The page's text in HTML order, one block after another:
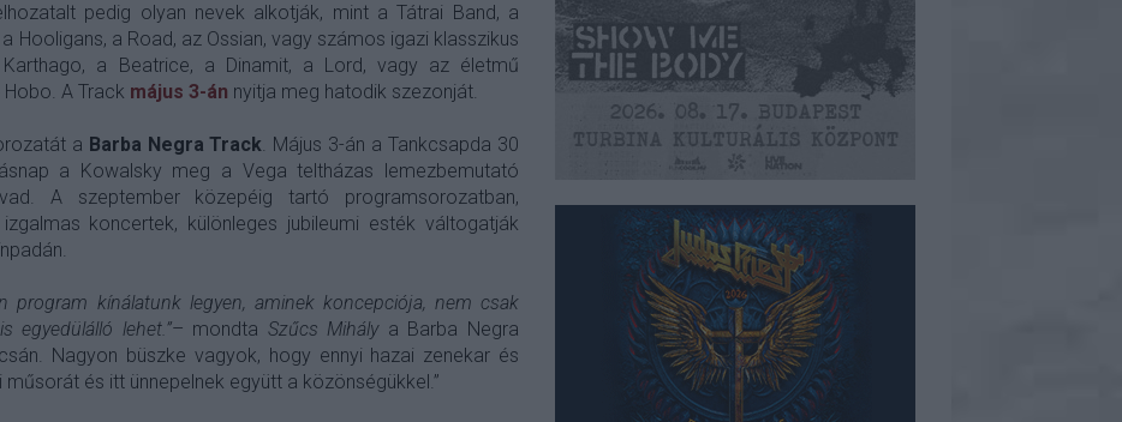
pedig olyan nevek alkotják, mint a Tátrai Band, a
Hooligans, a Road, az Ossian, vagy számos igazi klasszikus
a Beatrice, a Dinamit, a Lord, vagy az életmű
A Track május 3-án nyitja meg hatodik szezonját.
a Barba Negra Track. Május 3-án a Tankcsapda 30
a Kowalsky meg a Vega teltházas lemezbemutató
A szeptember közepéig tartó programsorozatban,
koncertek, különleges jubileumi esték váltogatják
program kínálatunk legyen, aminek koncepciója, nem csak
egyedülálló lehet.”– mondta Szűcs Mihálya Barba Negra
Nagyon büszke vagyok, hogy ennyi hazai zenekar és
és itt ünnepelnek együtt a közönségükkel.”